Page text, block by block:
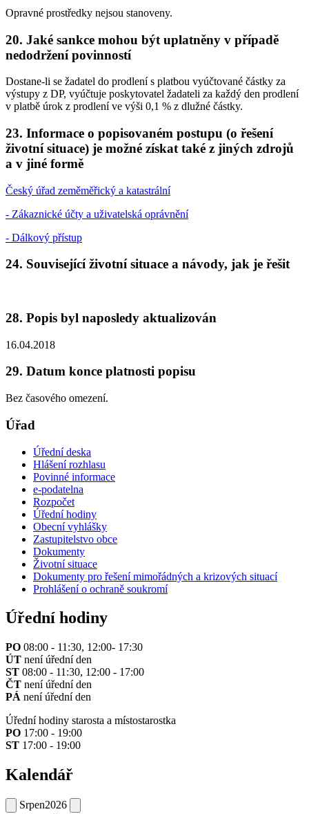
Opravné prostředky nejsou stanoveny.
20. Jaké sankce mohou být uplatněny v případě
nedodržení povinností
Dostane-li se žadatel do prodlení s platbou vyúčtované částky za
výstupy z DP, vyúčtuje poskytovatel žadateli za každý den prodlení
v platbě úrok z prodlení ve výši 0,1 % z dlužné částky.
23. Informace o popisovaném postupu (o řešení
životní situace) je možné získat také z jiných zdrojů
a v jiné formě
Český úřad zeměměřický a katastrální
- Zákaznické účty a uživatelská oprávnění
- Dálkový přístup
24. Související životní situace a návody, jak je řešit
28. Popis byl naposledy aktualizován
16.04.2018
29. Datum konce platnosti popisu
Bez časového omezení.
Úřad
Úřední deska
Hlášení rozhlasu
Povinné informace
e-podatelna
Rozpočet
Úřední hodiny
Obecní vyhlášky
Zastupitelstvo obce
Dokumenty
Životní situace
Dokumenty pro řešení mimořádných a krizových situací
Prohlášení o ochraně soukromí
Úřední hodiny
PO 08:00 - 11:30, 12:00- 17:30
ÚT není úřední den
ST 08:00 - 11:30, 12:00 - 17:00
ČT není úřední den
PÁ není úřední den
Úřední hodiny starosta a místostarostka
PO 17:00 - 19:00
ST 17:00 - 19:00
Kalendář
Srpen2026